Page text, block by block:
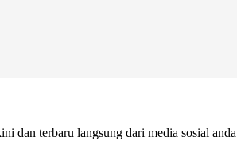
dan terbaru langsung dari media sosial anda